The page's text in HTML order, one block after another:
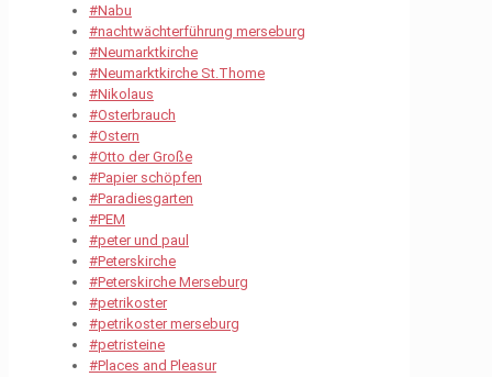
#Nabu
#nachtwächterführung merseburg
#Neumarktkirche
#Neumarktkirche St.Thome
#Nikolaus
#Osterbrauch
#Ostern
#Otto der Große
#Papier schöpfen
#Paradiesgarten
#PEM
#peter und paul
#Peterskirche
#Peterskirche Merseburg
#petrikoster
#petrikoster merseburg
#petristeine
#Places and Pleasur